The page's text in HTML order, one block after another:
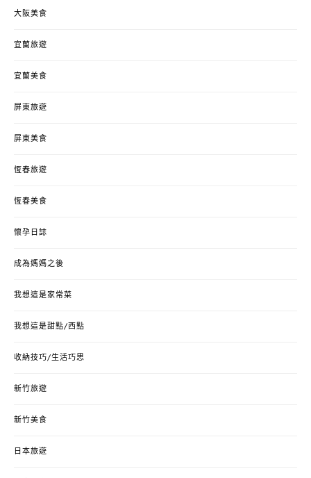
大阪美食
宜蘭旅遊
宜蘭美食
屏東旅遊
屏東美食
恆春旅遊
恆春美食
懷孕日誌
成為媽媽之後
我想這是家常菜
我想這是甜點/西點
收納技巧/生活巧思
新竹旅遊
新竹美食
日本旅遊